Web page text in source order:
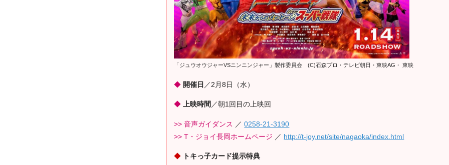
「ジュウオウジャーVSニンニンジャー」製作委員会(C)石森プロ・テレビ朝日・東映AG・ 東映
◆ 開催日 ／2月8日（水）
◆ 上映時間 ／朝1回目の上映回
>> 音声ガイダンス ／0258-21-3190
>> T・ジョイ長岡ホームページ ／ http://t-joy.net/site/nagaoka/index.html
◆ トキっ子カード提示特典